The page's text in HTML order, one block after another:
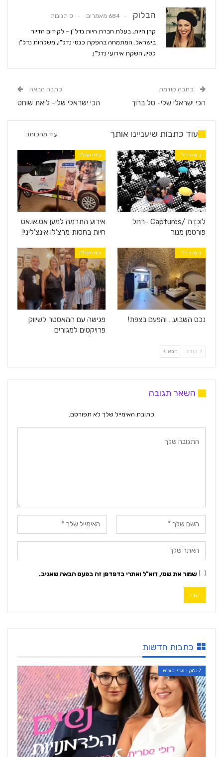
הבלוק 684 מאמרים 0 תגובות
קרן חיות, בעלת חברת חיות נדל"ן – לקידום הדיור
בישראל. המתמחה בהפקת כנסי נדל"ן, משלחות נדל"ן
לסין, השקת אירועי נדל"ן.
כתבה קודמת
הכי ישראלי שלי- טל ברוך
כתבה הבאה
הכי ישראלי שלי- ליאת שוחט
עוד כתבות שיעניינו אותך עוד מהכותב
ביצת הנדל"ן
לוֹכֶדֶת /Captures -רחל
פורטמן מנור
ביצת הנדל"ן
אירוע התרמה למען אס.או.אס
חיות בחסות מרצ'לו אינצ'ליני!
ביצת הנדל"ן
נכס השבוע… והפעם בצפת!
ביצת הנדל"ן
פגישה עם המאסטר לשיווק
פרויקטים למגורים
קודם הבא
השאר תגובה
כתובת האימייל שלך לא תפורסם.
שמור את שמי, דוא"ל ואתרי בדפדפן זה בפעם הבאה שאגיב.
כתבות חדשות
7 בלוק - מגזין סופ"ש